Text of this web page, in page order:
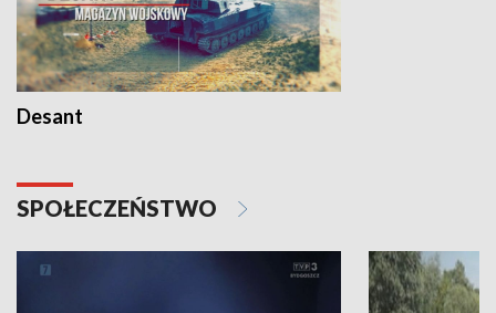
Desant
SPOŁECZEŃSTWO